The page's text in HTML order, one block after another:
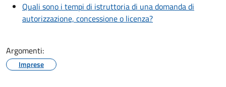
Quali sono i tempi di istruttoria di una domanda di
autorizzazione, concessione o licenza?
Argomenti:
Imprese